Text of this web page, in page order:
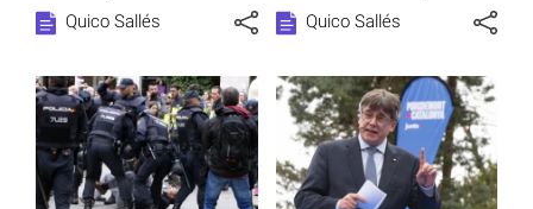
Quico Sallés Quico Sallés